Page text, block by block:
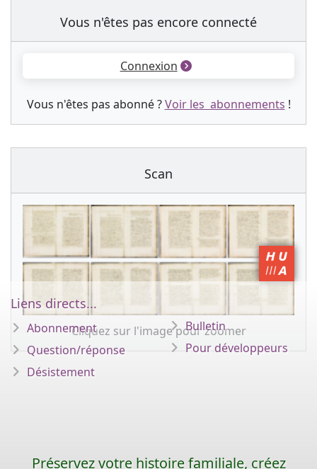
Vous n'êtes pas encore connecté
Connexion
Vous n'êtes pas abonné ?Voir les abonnements !
Scan
Cliquez sur l'image pour zoomer
Liens directs...
Abonnement
Question/réponse
Désistement
Bulletin
Pour développeurs
Préservez votre histoire familiale, créez